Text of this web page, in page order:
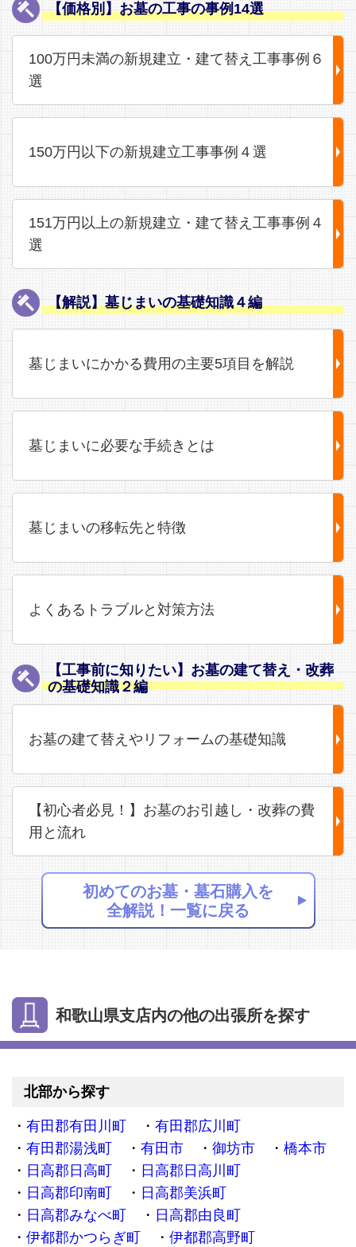
【価格別】お墓の工事の事例14選
100万円未満の新規建立・建て替え工事事例６
選
150万円以下の新規建立工事事例４選
151万円以上の新規建立・建て替え工事事例４
選
【解説】墓じまいの基礎知識４編
墓じまいにかかる費用の主要5項目を解説
墓じまいに必要な手続きとは
墓じまいの移転先と特徴
よくあるトラブルと対策方法
【工事前に知りたい】お墓の建て替え・改葬
の基礎知識２編
お墓の建て替えやリフォームの基礎知識
【初心者必見！】お墓のお引越し・改葬の費
用と流れ
初めてのお墓・墓石購入を
全解説！一覧に戻る
和歌山県支店内の他の出張所を探す
北部から探す
有田郡有田川町
有田郡広川町
有田郡湯浅町
有田市 御坊市
橋本市
日高郡日高町
日高郡日高川町
日高郡印南町
日高郡美浜町
日高郡みなべ町
日高郡由良町
伊都郡かつらぎ町
伊都郡高野町